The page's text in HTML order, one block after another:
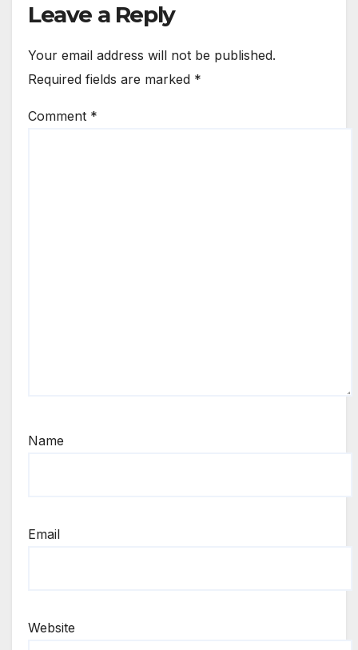
Leave a Reply
Your email address will not be published.
Required fields are marked *
Comment *
Name
Email
Website